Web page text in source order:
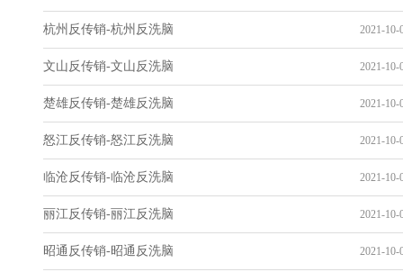
杭州反传销-杭州反洗脑 2021-10-
文山反传销-文山反洗脑 2021-10-
楚雄反传销-楚雄反洗脑 2021-10-
怒江反传销-怒江反洗脑 2021-10-
临沧反传销-临沧反洗脑 2021-10-
丽江反传销-丽江反洗脑 2021-10-
昭通反传销-昭通反洗脑 2021-10-